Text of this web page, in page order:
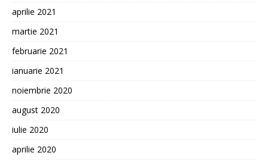
aprilie 2021
martie 2021
februarie 2021
ianuarie 2021
noiembrie 2020
august 2020
iulie 2020
aprilie 2020